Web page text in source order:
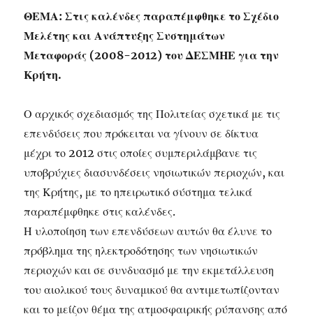
ΘΕΜΑ: Στις καλένδες παραπέμφθηκε το Σχέδιο
Μελέτης και Ανάπτυξης Συστημάτων
Μεταφοράς (2008-2012) του ΔΕΣΜΗΕ για την
Κρήτη.
Ο αρχικός σχεδιασμός της Πολιτείας σχετικά με τις
επενδύσεις που πρόκειται να γίνουν σε δίκτυα
μέχρι το 2012 στις οποίες συμπεριλάμβανε τις
υποβρύχιες διασυνδέσεις νησιωτικών περιοχών, και
της Κρήτης, με το ηπειρωτικό σύστημα τελικά
παραπέμφθηκε στις καλένδες.
Η υλοποίηση των επενδύσεων αυτών θα έλυνε το
πρόβλημα της ηλεκτροδότησης των νησιωτικών
περιοχών και σε συνδυασμό με την εκμετάλλευση
του αιολικού τους δυναμικού θα αντιμετωπίζονταν
και το μείζον θέμα της ατμοσφαιρικής ρύπανσης από